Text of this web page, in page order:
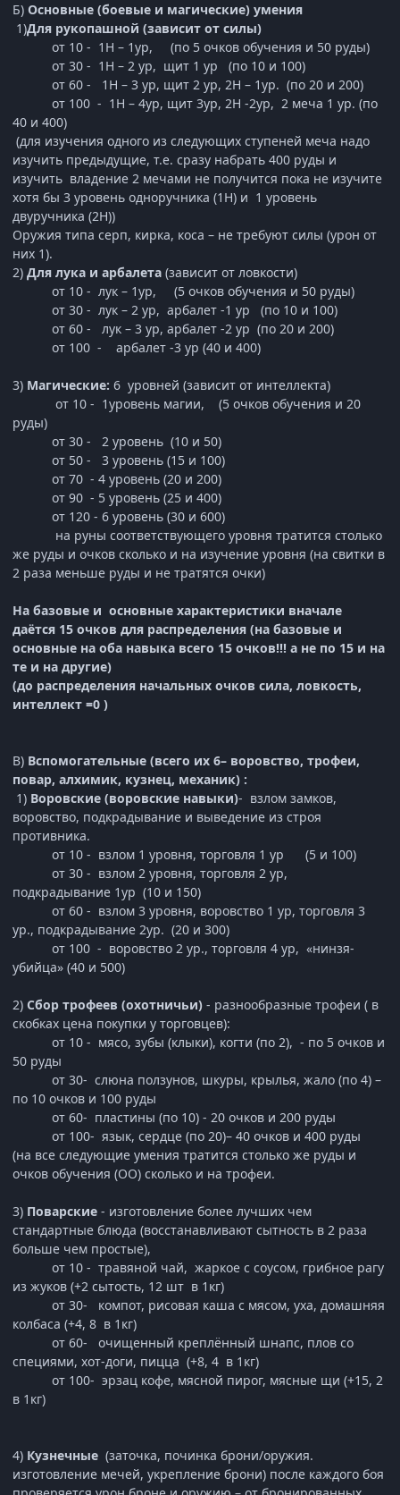
Б) Основные (боевые и магические) умения
1)Для рукопашной (зависит от силы)
от 10 - 1Н – 1ур, (по 5 очков обучения и 50 руды)
от 30 - 1Н – 2 ур, щит 1 ур (по 10 и 100)
от 60 - 1Н – 3 ур, щит 2 ур, 2Н – 1ур. (по 20 и 200)
от 100 - 1Н – 4ур, щит 3ур, 2Н -2ур, 2 меча 1 ур. (по
40 и 400)
(для изучения одного из следующих ступеней меча надо
изучить предыдущие, т.е. сразу набрать 400 руды и
изучить владение 2 мечами не получится пока не изучите
хотя бы 3 уровень одноручника (1Н) и 1 уровень
двуручника (2Н))
Оружия типа серп, кирка, коса – не требуют силы (урон от
них 1).
2) Для лука и арбалета (зависит от ловкости)
от 10 - лук – 1ур, (5 очков обучения и 50 руды)
от 30 - лук – 2 ур, арбалет -1 ур (по 10 и 100)
от 60 - лук – 3 ур, арбалет -2 ур (по 20 и 200)
от 100 - арбалет -3 ур (40 и 400)
3) Магические: 6 уровней (зависит от интеллекта)
от 10 - 1уровень магии, (5 очков обучения и 20
руды)
от 30 - 2 уровень (10 и 50)
от 50 - 3 уровень (15 и 100)
от 70 - 4 уровень (20 и 200)
от 90 - 5 уровень (25 и 400)
от 120 - 6 уровень (30 и 600)
на руны соответствующего уровня тратится столько
же руды и очков сколько и на изучение уровня (на свитки в
2 раза меньше руды и не тратятся очки)
На базовые и основные характеристики вначале
даётся 15 очков для распределения (на базовые и
основные на оба навыка всего 15 очков!!! а не по 15 и на
те и на другие)
(до распределения начальных очков сила, ловкость,
интеллект =0 )
В) Вспомогательные (всего их 6– воровство, трофеи,
повар, алхимик, кузнец, механик) :
1) Воровские (воровские навыки)- взлом замков,
воровство, подкрадывание и выведение из строя
противника.
от 10 - взлом 1 уровня, торговля 1 ур (5 и 100)
от 30 - взлом 2 уровня, торговля 2 ур,
подкрадывание 1ур (10 и 150)
от 60 - взлом 3 уровня, воровство 1 ур, торговля 3
ур., подкрадывание 2ур. (20 и 300)
от 100 - воровство 2 ур., торговля 4 ур, «нинзя-
убийца» (40 и 500)
2) Сбор трофеев (охотничьи) - разнообразные трофеи ( в
скобках цена покупки у торговцев):
от 10 - мясо, зубы (клыки), когти (по 2), - по 5 очков и
50 руды
от 30- слюна ползунов, шкуры, крылья, жало (по 4) –
по 10 очков и 100 руды
от 60- пластины (по 10) - 20 очков и 200 руды
от 100- язык, сердце (по 20)– 40 очков и 400 руды
(на все следующие умения тратится столько же руды и
очков обучения (ОО) сколько и на трофеи.
3) Поварские - изготовление более лучших чем
стандартные блюда (восстанавливают сытность в 2 раза
больше чем простые),
от 10 - травяной чай, жаркое с соусом, грибное рагу
из жуков (+2 сытость, 12 шт в 1кг)
от 30- компот, рисовая каша с мясом, уха, домашняя
колбаса (+4, 8 в 1кг)
от 60- очищенный креплённый шнапс, плов со
специями, хот-доги, пицца (+8, 4 в 1кг)
от 100- эрзац кофе, мясной пирог, мясные щи (+15, 2
в 1кг)
4) Кузнечные (заточка, починка брони/оружия.
изготовление мечей, укрепление брони) после каждого боя